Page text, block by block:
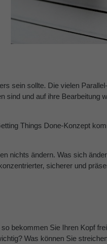
sein sollte. Die vielen
sind und auf ihre Bearbeitung
Things Done-Konzept
nichts ändern. Was sich
sicherer und
bekommen Sie Ihren Kopf
Was können Sie